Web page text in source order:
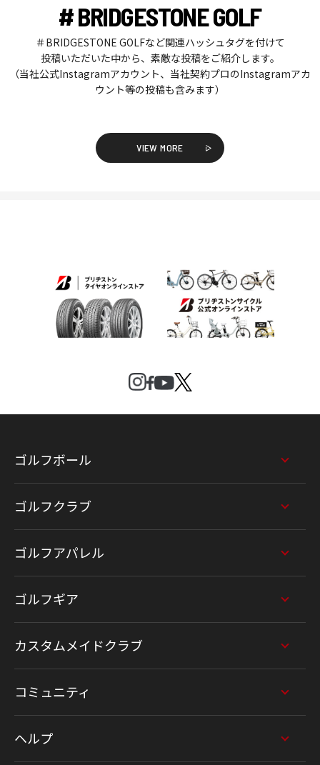
# BRIDGESTONE GOLF
＃BRIDGESTONE GOLFなど関連ハッシュタグを付けて
投稿いただいた中から、素敵な投稿をご紹介します。
（当社公式Instagramアカウント、当社契約プロのInstagramアカ
ウント等の投稿も含みます）
VIEW MORE
ゴルフボール
ゴルフクラブ
ゴルフアパレル
ゴルフギア
カスタムメイドクラブ
コミュニティ
ヘルプ